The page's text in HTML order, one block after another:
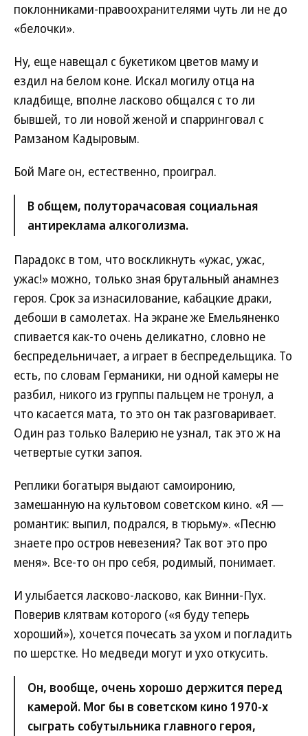
поклонниками-правоохранителями чуть ли не до
«белочки».
Ну, еще навещал с букетиком цветов маму и
ездил на белом коне. Искал могилу отца на
кладбище, вполне ласково общался с то ли
бывшей, то ли новой женой и спарринговал с
Рамзаном Кадыровым.
Бой Маге он, естественно, проиграл.
В общем, полуторачасовая социальная
антиреклама алкоголизма.
Парадокс в том, что воскликнуть «ужас, ужас,
ужас!» можно, только зная брутальный анамнез
героя. Срок за изнасилование, кабацкие драки,
дебоши в самолетах. На экране же Емельяненко
спивается как-то очень деликатно, словно не
беспредельничает, а играет в беспредельщика. То
есть, по словам Германики, ни одной камеры не
разбил, никого из группы пальцем не тронул, а
что касается мата, то это он так разговаривает.
Один раз только Валерию не узнал, так это ж на
четвертые сутки запоя.
Реплики богатыря выдают самоиронию,
замешанную на культовом советском кино. «Я —
романтик: выпил, подрался, в тюрьму». «Песню
знаете про остров невезения? Так вот это про
меня». Все-то он про себя, родимый, понимает.
И улыбается ласково-ласково, как Винни-Пух.
Поверив клятвам которого («я буду теперь
хороший»), хочется почесать за ухом и погладить
по шерстке. Но медведи могут и ухо откусить.
Он, вообще, очень хорошо держится перед
камерой. Мог бы в советском кино 1970-х
сыграть собутыльника главного героя,